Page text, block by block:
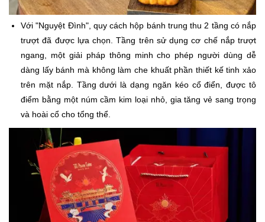
Với "Nguyệt Đình", quy cách hộp bánh trung thu 2 tầng có nắp
trượt đã được lựa chọn. Tầng trên sử dụng cơ chế nắp trượt
ngang, một giải pháp thông minh cho phép người dùng dễ
dàng lấy bánh mà không làm che khuất phần thiết kế tinh xảo
trên mặt nắp. Tầng dưới là dạng ngăn kéo cổ điển, được tô
điểm bằng một núm cầm kim loại nhỏ, gia tăng vẻ sang trọng
và hoài cổ cho tổng thể.